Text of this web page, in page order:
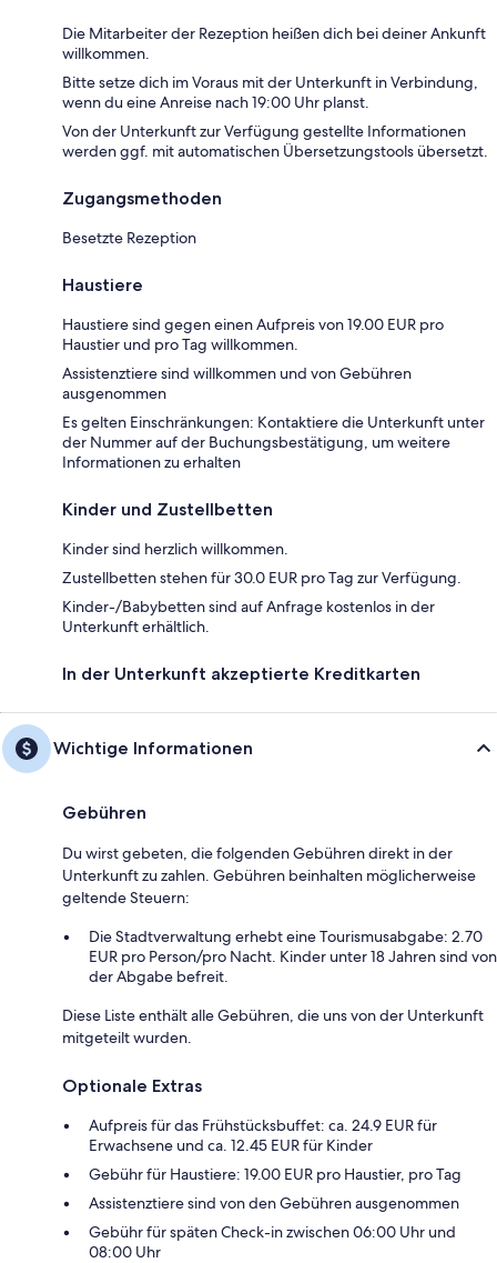
Die Mitarbeiter der Rezeption heißen dich bei deiner Ankunft
willkommen.
Bitte setze dich im Voraus mit der Unterkunft in Verbindung,
wenn du eine Anreise nach 19:00 Uhr planst.
Von der Unterkunft zur Verfügung gestellte Informationen
werden ggf. mit automatischen Übersetzungstools übersetzt.
Zugangsmethoden
Besetzte Rezeption
Haustiere
Haustiere sind gegen einen Aufpreis von 19.00 EUR pro
Haustier und pro Tag willkommen.
Assistenztiere sind willkommen und von Gebühren
ausgenommen
Es gelten Einschränkungen: Kontaktiere die Unterkunft unter
der Nummer auf der Buchungsbestätigung, um weitere
Informationen zu erhalten
Kinder und Zustellbetten
Kinder sind herzlich willkommen.
Zustellbetten stehen für 30.0 EUR pro Tag zur Verfügung.
Kinder-/Babybetten sind auf Anfrage kostenlos in der
Unterkunft erhältlich.
In der Unterkunft akzeptierte Kreditkarten
Wichtige Informationen
Gebühren
Du wirst gebeten, die folgenden Gebühren direkt in der
Unterkunft zu zahlen. Gebühren beinhalten möglicherweise
geltende Steuern:
Die Stadtverwaltung erhebt eine Tourismusabgabe: 2.70
EUR pro Person/pro Nacht. Kinder unter 18 Jahren sind von
der Abgabe befreit.
Diese Liste enthält alle Gebühren, die uns von der Unterkunft
mitgeteilt wurden.
Optionale Extras
Aufpreis für das Frühstücksbuffet: ca. 24.9 EUR für
Erwachsene und ca. 12.45 EUR für Kinder
Gebühr für Haustiere: 19.00 EUR pro Haustier, pro Tag
Assistenztiere sind von den Gebühren ausgenommen
Gebühr für späten Check-in zwischen 06:00 Uhr und
08:00 Uhr